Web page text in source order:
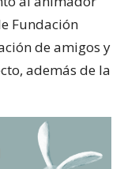
Fundación
de amigos y
además de la